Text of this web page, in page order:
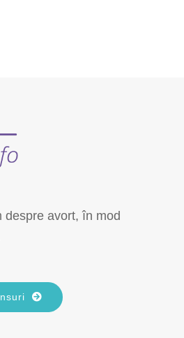
despre avort, în mod